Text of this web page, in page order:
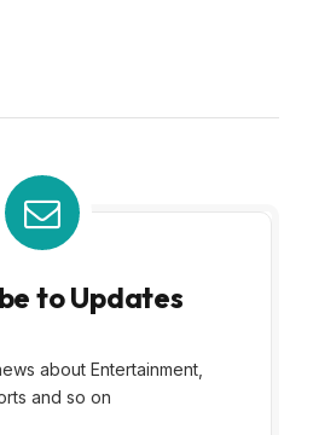
to Updates
about Entertainment,
and so on